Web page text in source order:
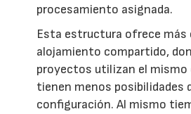
procesamiento asignada.
Esta estructura ofrece más
alojamiento compartido,
proyectos utilizan el
tienen menos posibilidades
configuración. Al mismo